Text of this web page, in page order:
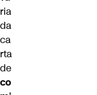
ria
da
ca
rta
de
co